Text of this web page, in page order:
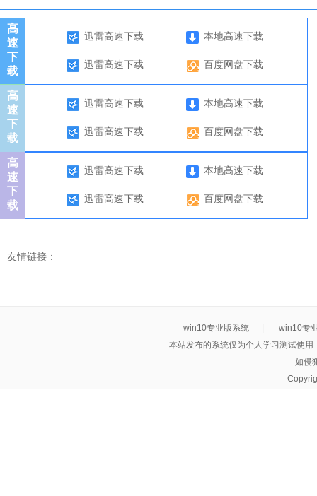
高
速
下
载
迅雷高速下载 本地高速下载
迅雷高速下载 百度网盘下载
高
速
下
载
迅雷高速下载 本地高速下载
迅雷高速下载 百度网盘下载
高
速
下
载
迅雷高速下载 本地高速下载
迅雷高速下载 百度网盘下载
友情链接：
win10专业版系统
win10专
本站发布的系统仅为个人学习测试使
如侵